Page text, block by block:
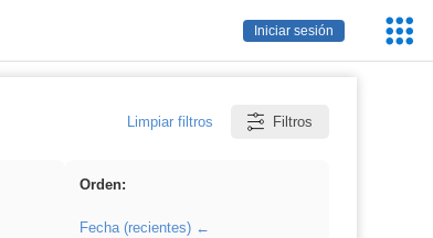
Iniciar sesión
Limpiar filtros Filtros
Orden:
Fecha (recientes)